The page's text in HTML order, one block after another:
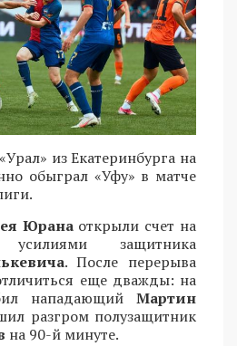
из Екатеринбурга на
обыграл «Уфу» в матче
Юрана открыли счет на
защитника
. После перерыва
еще дважды: на
нападающий Мартин
разгром полузащитник
на 90-й минуте.